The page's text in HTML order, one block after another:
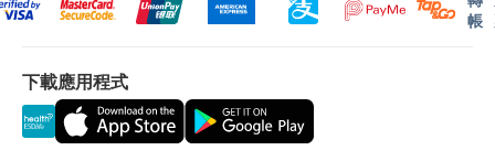
直接膽紅素
白蛋白
球蛋白
總蛋白質
(1) 親身領取：親身前往檢驗中心
(2) 順豐速遞報告 (客人另回電聽取報告)
運費客人到付自理
帳
下載應用程式